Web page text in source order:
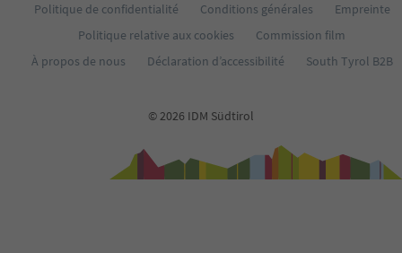
Politique de confidentialité
Conditions générales
Empreinte
Politique relative aux cookies
Commission film
À propos de nous
Déclaration d’accessibilité South Tyrol B2B
© 2026 IDM Südtirol